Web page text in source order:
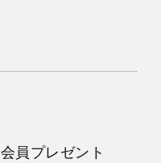
会員プレゼント